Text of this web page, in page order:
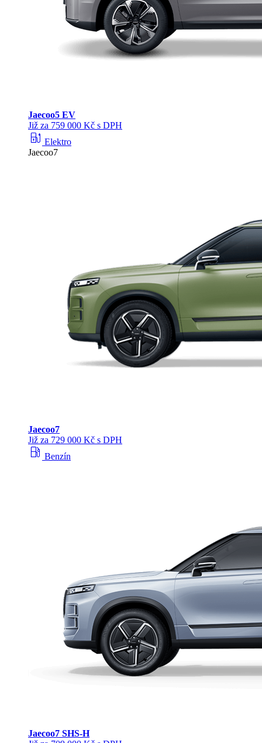
Jaecoo5 EV
Již za 759 000 Kč s DPH
ev_station Elektro
Jaecoo7
Jaecoo7
Již za 729 000 Kč s DPH
local_gas_station Benzín
Jaecoo7 SHS-H